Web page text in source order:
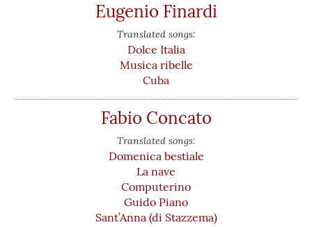
Eugenio Finardi
Translated songs:
Dolce Italia
Musica ribelle
Cuba
Fabio Concato
Translated songs:
Domenica bestiale
La nave
Computerino
Guido Piano
Sant’Anna (di Stazzema)